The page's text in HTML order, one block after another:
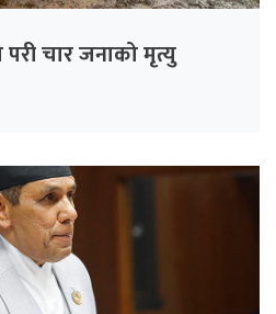
परी चार जनाको मृत्यु